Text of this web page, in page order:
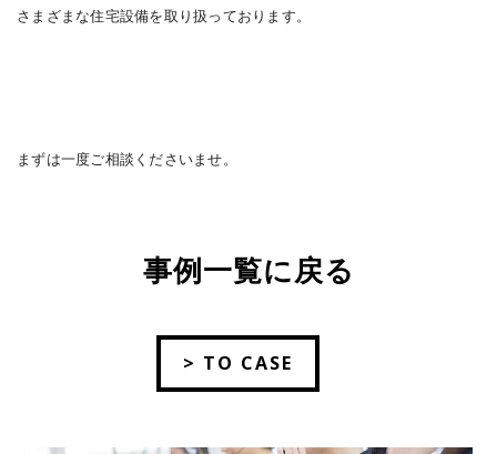
さまざまな住宅設備を取り扱っております。
まずは一度ご相談くださいませ。
事例一覧に戻る
> TO CASE